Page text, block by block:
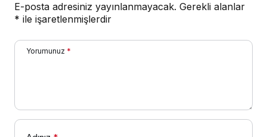
E-posta adresiniz yayınlanmayacak. Gerekli alanlar
* ile işaretlenmişlerdir
Yorumunuz *